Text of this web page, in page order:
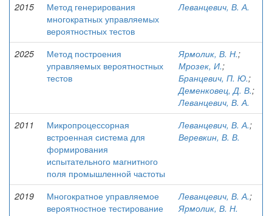
2015
Метод генерирования
многократных управляемых
вероятностных тестов
Леванцевич, В. А.
2025
Метод построения
управляемых вероятностных
тестов
Ярмолик, В. Н.;
Мрозек, И.;
Бранцевич, П. Ю.;
Деменковец, Д. В.;
Леванцевич, В. А.
2011
Микропроцессорная
встроенная система для
формирования
испытательного магнитного
поля промышленной частоты
Леванцевич, В. А.;
Веревкин, В. В.
2019
Многократное управляемое
вероятностное тестирование
Леванцевич, В. А.;
Ярмолик, В. Н.